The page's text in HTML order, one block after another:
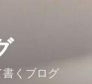
くブログ